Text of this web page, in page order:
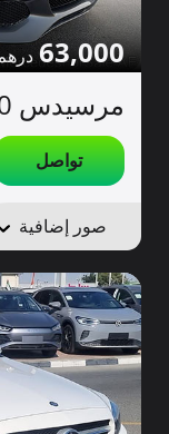
63,000
مرسيدس C300 للبيع
تواصل
صور إضافية